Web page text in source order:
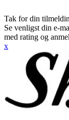
Tak for din
Se venligst din e-
med rating og
x